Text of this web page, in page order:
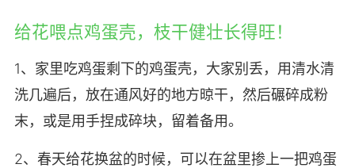
给花喂点鸡蛋壳，枝干健壮长得旺！
1、家里吃鸡蛋剩下的鸡蛋壳，大家别丢，用清水清
洗几遍后，放在通风好的地方晾干，然后碾碎成粉
末，或是用手捏成碎块，留着备用。
2、春天给花换盆的时候，可以在盆里掺上一把鸡蛋